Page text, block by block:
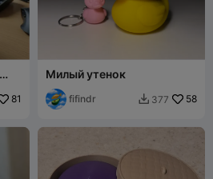
81
Милый утенок
fifindr  377 58